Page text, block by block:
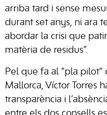
arriba tard i sense
durant set anys, ni ara
abordar la crisi que
matèria de residus”.
Pel que fa al “pla
Mallorca, Víctor Torres
transparència i